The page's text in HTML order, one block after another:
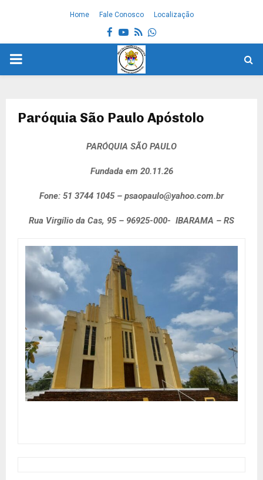
Home Fale Conosco Localização
Facebook
Youtube
RssWhatsapp
PRIMARY
Paróquia São Paulo Apóstolo
PARÓQUIA SÃO PAULO
Fundada em 20.11.26
Fone: 51 3744 1045 – psaopaulo@yahoo.com.br
Rua Virgílio da Cas, 95 – 96925-000- IBARAMA – RS